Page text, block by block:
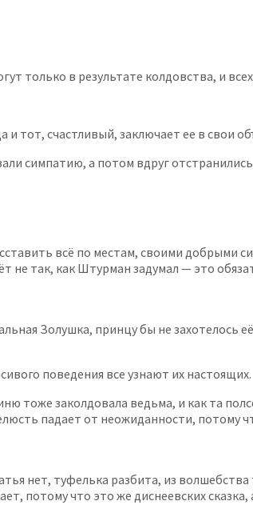
только в результате колдовства, и
и тот, счастливый, заключает ее в свои
симпатию, а потом вдруг
всё по местам, своими добрыми
так, как Штурман задумал — это
Золушка, принцу бы не захотелось
поведения все узнают их настоящих.
тоже заколдовала ведьма, и как та
падает от неожиданности, потому
нет, туфелька разбита, из
потому что это же диснеевских